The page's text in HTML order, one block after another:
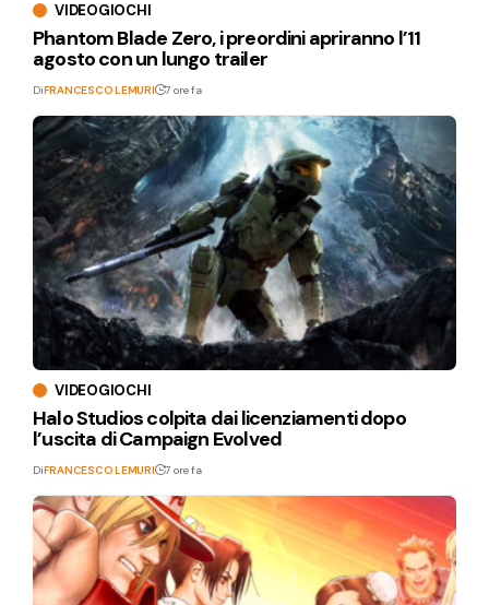
VIDEOGIOCHI
Phantom Blade Zero, i preordini apriranno l’11
agosto con un lungo trailer
DiFRANCESCO LEMURI 7 ore fa
VIDEOGIOCHI
Halo Studios colpita dai licenziamenti dopo
l’uscita di Campaign Evolved
DiFRANCESCO LEMURI 7 ore fa